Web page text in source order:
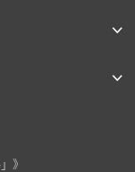
》